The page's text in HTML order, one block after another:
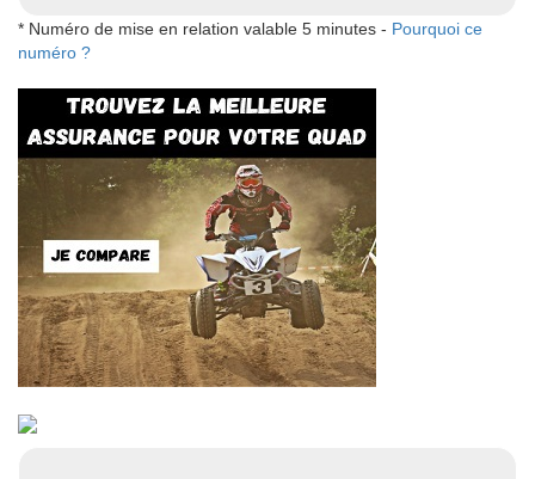
* Numéro de mise en relation valable 5 minutes - Pourquoi ce
numéro ?